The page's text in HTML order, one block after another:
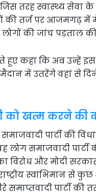
तरह स्वास्थ्य सेवा के
की तर्ज पर आजमगढ़
की जांच पड़ताल की
कहा कि अब उन्हें
में उतरेंगे वहां से
को खत्म करने की
पार्टी की
लोग समाजवादी
विरोध और मोदी
स्वाभिमान से
समाप्तवादी पार्टी की